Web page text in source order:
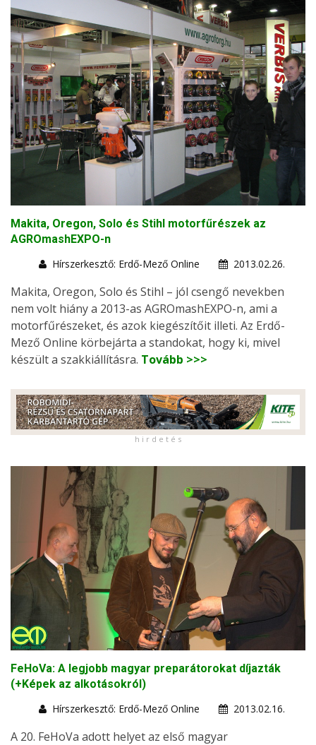
Makita, Oregon, Solo és Stihl motorfűrészek az
AGROmashEXPO-n
Hírszerkesztő: Erdő-Mező Online
2013.02.26.
Makita, Oregon, Solo és Stihl – jól csengő nevekben
nem volt hiány a 2013-as AGROmashEXPO-n, ami a
motorfűrészeket, és azok kiegészítőit illeti. Az Erdő-
Mező Online körbejárta a standokat, hogy ki, mivel
készült a szakkiállításra. Tovább >>>
h i r d e t é s
FeHoVa: A legjobb magyar preparátorokat díjazták
(+Képek az alkotásokról)
Hírszerkesztő: Erdő-Mező Online
2013.02.16.
A 20. FeHoVa adott helyet az első magyar